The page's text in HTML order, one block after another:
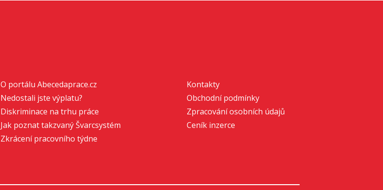
O portálu Abecedaprace.cz
Nedostali jste výplatu?
Diskriminace na trhu práce
Jak poznat takzvaný Švarcsystém
Zkrácení pracovního týdne
Kontakty
Obchodní podmínky
Zpracování osobních údajů
Ceník inzerce